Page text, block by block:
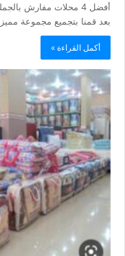
أفضل 4 محلات مفارش
بعد قمنا بتجميع مجموعة
أكمل القراءة »